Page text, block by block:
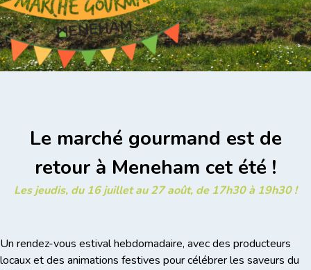
Le marché gourmand est de
retour à Meneham cet été !
Les jeudis, du 16 juillet au 27 août, de 17h30 à 19h30 !
Un rendez-vous estival hebdomadaire, avec des producteurs
locaux et des animations festives pour célébrer les saveurs du